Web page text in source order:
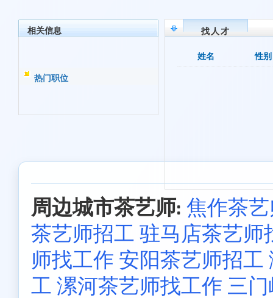
相关信息
热门职位
找人才
姓名 性别
周边城市茶艺师: 焦作茶
茶艺师招工 驻马店茶艺师
师找工作 安阳茶艺师招工
工 漯河茶艺师找工作 三